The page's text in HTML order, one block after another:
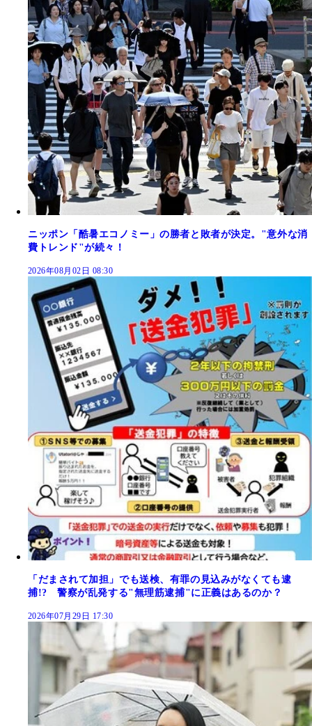
ニッポン「酷暑エコノミー」の勝者と敗者が決定。"意外な消
費トレンド"が続々！
2026年08月02日 08:30
「だまされて加担」でも送検、有罪の見込みがなくても逮
捕!? 警察が乱発する"無理筋逮捕"に正義はあるのか？
2026年07月29日 17:30